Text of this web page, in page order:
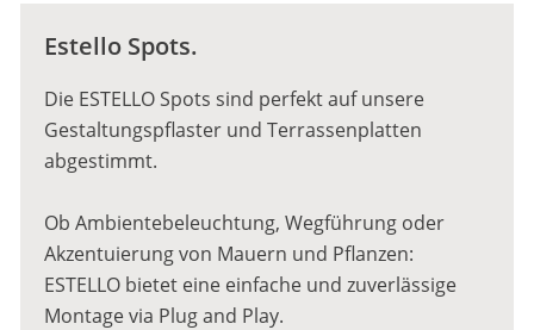
Estello Spots.
Die ESTELLO Spots sind perfekt auf unsere
Gestaltungspflaster und Terrassenplatten
abgestimmt.
Ob Ambientebeleuchtung, Wegführung oder
Akzentuierung von Mauern und Pflanzen:
ESTELLO bietet eine einfache und zuverlässige
Montage via Plug and Play.